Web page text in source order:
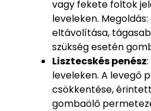
vagy fekete foltok
leveleken.
eltávolítása,
szükség esetén
Lisztecskés penész
leveleken. A levegő
csökkentése,
gombaölő